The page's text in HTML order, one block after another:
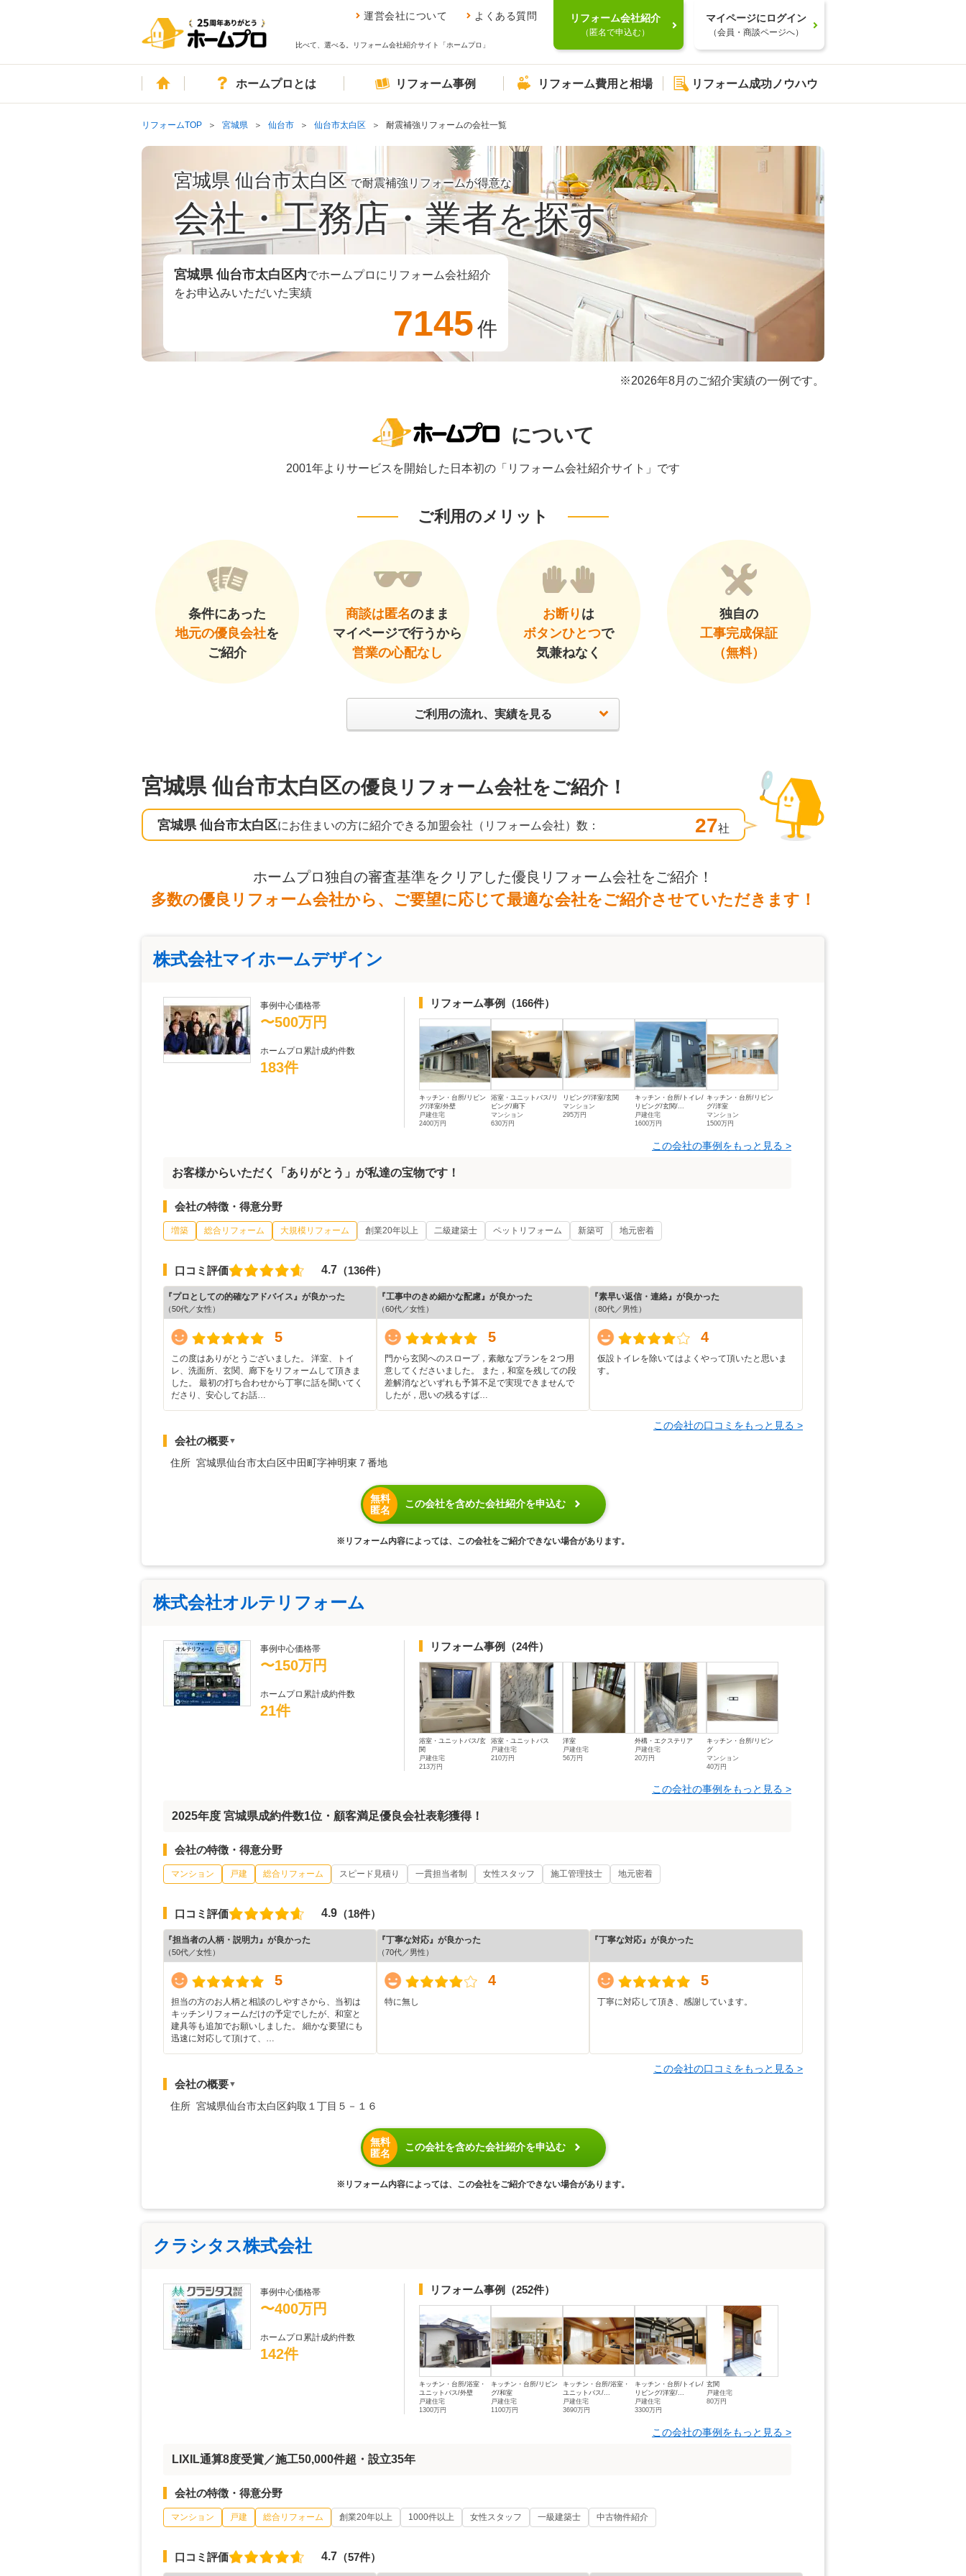
運営会社について よくある質問
比べて、選べる。リフォーム会社紹介サイト「ホームプロ」
リフォーム会社紹介
（匿名で申込む）
マイページにログイン
（会員・商談ページへ）
ホームホームプロとは リフォーム事例 リフォーム費用と相場 リフォーム成功ノウハウ
リフォームTOP 宮城県 仙台市 仙台市太白区 耐震補強リフォームの会社一覧
宮城県 仙台市太白区 で耐震補強リフォームが得意な
会社・工務店・業者を探す
宮城県 仙台市太白区内でホームプロにリフォーム会社紹介
をお申込みいただいた実績
7145件
※2026年8月のご紹介実績の一例です。
について
2001年よりサービスを開始した日本初の「リフォーム会社紹介サイト」です
ご利用のメリット
条件にあった
地元の優良会社を
ご紹介
商談は匿名のまま
マイページで行うから
営業の心配なし
お断り は
ボタンひとつで
気兼ねなく
独自の
工事完成保証
（無料）
ご利用の流れ、実績を見る
宮城県 仙台市太白区の優良リフォーム会社をご紹介！
宮城県 仙台市太白区にお住まいの方に紹介できる加盟会社（リフォーム会社）数： 27社
ホームプロ独自の審査基準をクリアした優良リフォーム会社をご紹介！
多数の優良リフォーム会社から、ご要望に応じて最適な会社をご紹介させていただきます！
株式会社マイホームデザイン
事例中心価格帯
〜500万円
ホームプロ累計成約件数
183件
リフォーム事例 （166件）
キッチン・台所/リビン
グ/洋室/外壁
戸建住宅
2400万円
浴室・ユニットバス/リ
ビング/廊下
マンション
630万円
リビング/洋室/玄関
マンション
295万円
キッチン・台所/トイレ/
リビング/玄関/...
戸建住宅
1600万円
キッチン・台所/リビン
グ/洋室
マンション
1500万円
この会社の事例をもっと見る >
お客様からいただく「ありがとう」が私達の宝物です！
会社の特徴・得意分野
増築 総合リフォーム 大規模リフォーム 創業20年以上 二級建築士 ペットリフォーム 新築可 地元密着
口コミ評価 4.7 （136件）
『プロとしての的確なアドバイス』が良かった
（50代／女性）
5
この度はありがとうございました。 洋室、トイ
レ、洗面所、玄関、廊下をリフォームして頂きま
した。 最初の打ち合わせから丁寧に話を聞いてく
ださり、安心してお話…
『工事中のきめ細かな配慮』が良かった
（60代／女性）
5
門から玄関へのスロープ，素敵なプランを２つ用
意してくださいました。 また，和室を残しての段
差解消などいずれも予算不足で実現できませんで
したが，思いの残るすば…
『素早い返信・連絡』が良かった
（80代／男性）
4
仮設トイレを除いてはよくやって頂いたと思いま
す。
この会社の口コミをもっと見る >
会社の概要▼
住所 宮城県仙台市太白区中田町字神明東７番地
無料
匿名
この会社を含めた会社紹介を申込む
※リフォーム内容によっては、この会社をご紹介できない場合があります。
株式会社オルテリフォーム
事例中心価格帯
〜150万円
ホームプロ累計成約件数
21件
リフォーム事例 （24件）
浴室・ユニットバス/玄
関
戸建住宅
213万円
浴室・ユニットバス
戸建住宅
210万円
洋室
戸建住宅
56万円
外構・エクステリア
戸建住宅
20万円
キッチン・台所/リビン
グ
マンション
40万円
この会社の事例をもっと見る >
2025年度 宮城県成約件数1位・顧客満足優良会社表彰獲得！
会社の特徴・得意分野
マンション 戸建 総合リフォーム スピード見積り 一貫担当者制 女性スタッフ 施工管理技士 地元密着
口コミ評価 4.9 （18件）
『担当者の人柄・説明力』が良かった
（50代／女性）
5
担当の方のお人柄と相談のしやすさから、当初は
キッチンリフォームだけの予定でしたが、和室と
建具等も追加でお願いしました。 細かな要望にも
迅速に対応して頂けて、…
『丁寧な対応』が良かった
（70代／男性）
4
特に無し
『丁寧な対応』が良かった
5
丁寧に対応して頂き、感謝しています。
この会社の口コミをもっと見る >
会社の概要▼
住所 宮城県仙台市太白区鈎取１丁目５－１６
無料
匿名
この会社を含めた会社紹介を申込む
※リフォーム内容によっては、この会社をご紹介できない場合があります。
クラシタス株式会社
事例中心価格帯
〜400万円
ホームプロ累計成約件数
142件
リフォーム事例 （252件）
キッチン・台所/浴室・
ユニットバス/外壁
戸建住宅
1300万円
キッチン・台所/リビン
グ/和室
戸建住宅
1100万円
キッチン・台所/浴室・
ユニットバス/...
戸建住宅
3690万円
キッチン・台所/トイレ/
リビング/洋室/...
戸建住宅
3300万円
玄関
戸建住宅
80万円
この会社の事例をもっと見る >
LIXIL通算8度受賞／施工50,000件超・設立35年
会社の特徴・得意分野
マンション 戸建 総合リフォーム 創業20年以上 1000件以上 女性スタッフ 一級建築士 中古物件紹介
口コミ評価 4.7 （57件）